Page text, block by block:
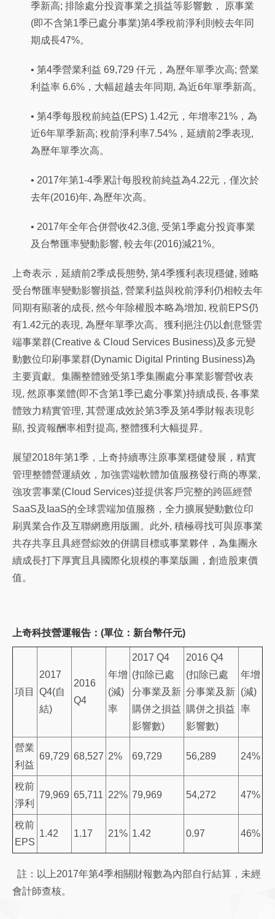
季新高; 排除處分投資事業之損益等影響數， 原事業
(即不含第1季已處分事業)第4季稅前淨利則較去年同
期成長47%。
• 第4季營業利益 69,729 仟元，為歷年單季次高; 營業
利益率 6.6%，大幅超越去年同期, 為近6年單季新高。
• 第4季每股稅前純益(EPS) 1.42元，年增率21%，為
近6年單季新高; 稅前淨利率7.54%，延續前2季表現,
為歷年單季次高。
• 2017年第1-4季累計每股稅前純益為4.22元，僅次於
去年(2016)年, 為歷年次高。
• 2017年全年合併營收42.3億, 受第1季處分投資事業
及台幣匯率變動影響, 較去年(2016)減21%。
上奇表示，延續前2季成長態勢, 第4季獲利表現穩健, 雖略
受台幣匯率變動影響損益, 營業利益與稅前淨利仍相較去年
同期有顯著的成長, 然今年除權股本略為增加, 稅前EPS仍
有1.42元的表現, 為歷年單季次高。獲利挹注仍以創意暨雲
端事業群(Creative & Cloud Services Business)及多元變
動數位印刷事業群(Dynamic Digital Printing Business)為
主要貢獻。集團整體雖受第1季集團處分事業影響營收表
現, 然原事業體(即不含第1季已處分事業)持續成長, 各事業
體致力精實管理, 其營運成效於第3季及第4季財報表現彰
顯, 投資報酬率相對提高, 整體獲利大幅提昇。
展望2018年第1季，上奇持續專注原事業穩健發展，精實
管理整體營運績效，加強雲端軟體加值服務發行商的專業,
強攻雲事業(Cloud Services)並提供客戶完整的跨區經營
SaaS及IaaS的全球雲端加值服務，全力擴展變動數位印
刷異業合作及互聯網應用版圖。此外, 積極尋找可與原事業
共存共享且具經營綜效的併購目標或事業夥伴，為集團永
續成長打下厚實且具國際化規模的事業版圖，創造股東價
值。
上奇科技營運報告：(單位：新台幣仟元)
項目
2017
Q4(自
結)
2016
Q4
年增
(減)
率
2017 Q4
(扣除已處
分事業及新
購併之損益
影響數)
2016 Q4
(扣除已處
分事業及新
購併之損益
影響數)
年增
(減)
率
營業
利益
69,729 68,527 2% 69,729 56,289 24%
稅前
淨利
79,969 65,711 22% 79,969 54,272 47%
稅前
EPS
1.42 1.17 21% 1.42 0.97 46%
註：以上2017年第4季相關財報數為內部自行結算，未經
會計師查核。